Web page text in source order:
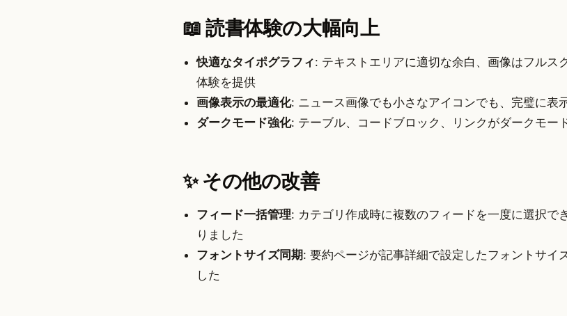
📖 読書体験の大幅向上
快適なタイポグラフィ: テキストエリアに適切な余白、画像はフルス
体験を提供
画像表示の最適化: ニュース画像でも小さなアイコンでも、完璧に表
ダークモード強化: テーブル、コードブロック、リンクがダークモー
✨ その他の改善
フィード一括管理: カテゴリ作成時に複数のフィードを一度に選択で
りました
フォントサイズ同期: 要約ページが記事詳細で設定したフォントサイ
した